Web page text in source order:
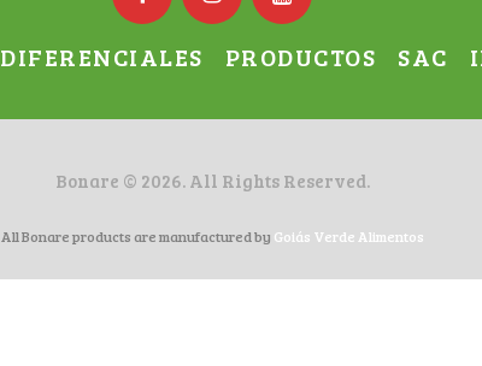
DIFERENCIALES PRODUCTOS SAC
Bonare © 2026. All Rights Reserved.
All Bonare products are manufactured by Goiás Verde Alimentos